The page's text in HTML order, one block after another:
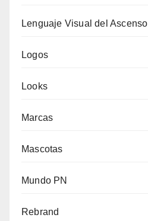
Lenguaje Visual del Ascenso
Logos
Looks
Marcas
Mascotas
Mundo PN
Rebrand